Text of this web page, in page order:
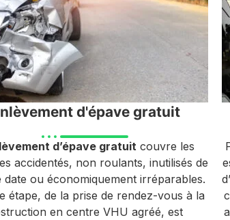
d'épave gratuit
d’épave gratuitcouvre les
accidentés, non roulants, inutilisés de
date ou économiquement irréparables.
étape, de la prise de rendez-vous à la
en centre VHU agréé, est